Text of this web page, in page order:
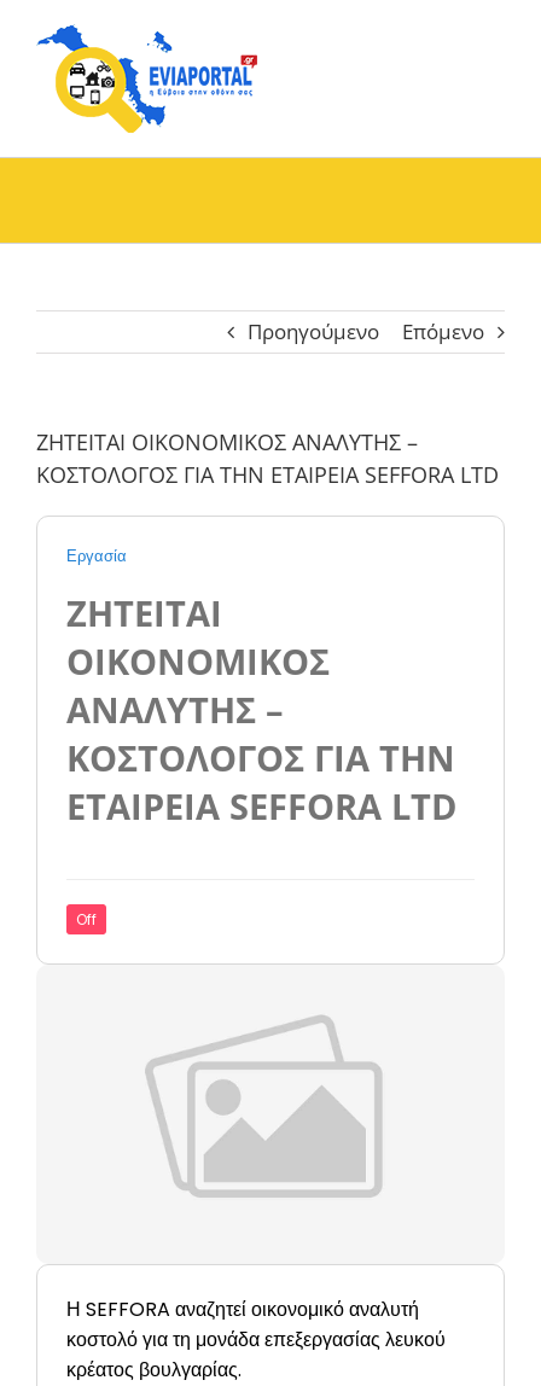
content
Προηγούμενο Επόμενο
ΖΗΤΕΙΤΑΙ ΟΙΚΟΝΟΜΙΚΟΣ ΑΝΑΛΥΤΗΣ –
ΚΟΣΤΟΛΟΓΟΣ ΓΙΑ ΤΗΝ ΕΤΑΙΡΕΙΑ SEFFORA LTD
Εργασία
ΖΗΤΕΙΤΑΙ
ΟΙΚΟΝΟΜΙΚΟΣ
ΑΝΑΛΥΤΗΣ –
ΚΟΣΤΟΛΟΓΟΣ ΓΙΑ ΤΗΝ
ΕΤΑΙΡΕΙΑ SEFFORA LTD
Off
Η SEFFORA αναζητεί οικονομικό αναλυτή
κοστολό για τη μονάδα επεξεργασίας λευκού
κρέατος βουλγαρίας.